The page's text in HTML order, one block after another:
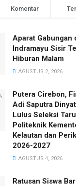
Komentar
Aparat Gabungan
Indramayu Sisir
Hiburan Malam
AGUSTUS 2, 2026
Putera Cirebon,
Adi Saputra
Lulus Seleksi
Politeknik
Kelautan dan
2026-2027
AGUSTUS 4, 2026
Ratusan Siswa